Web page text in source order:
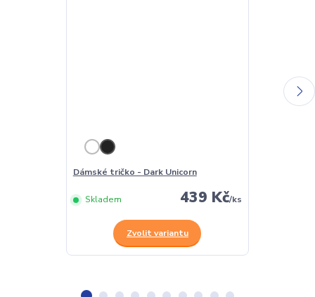
Dámské tričko - Dark Unicorn
439 Kč/ks
Skladem
Zvolit variantu